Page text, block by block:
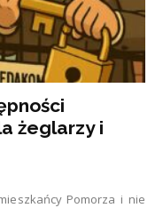
żeglarzy i
Pomorza i nie